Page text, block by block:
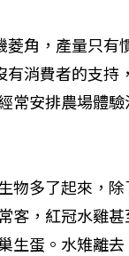
菱角，產量只有
有消費者的支持
常安排農場體
物多了起來，除
客，紅冠水雞甚
生蛋。水雉離去